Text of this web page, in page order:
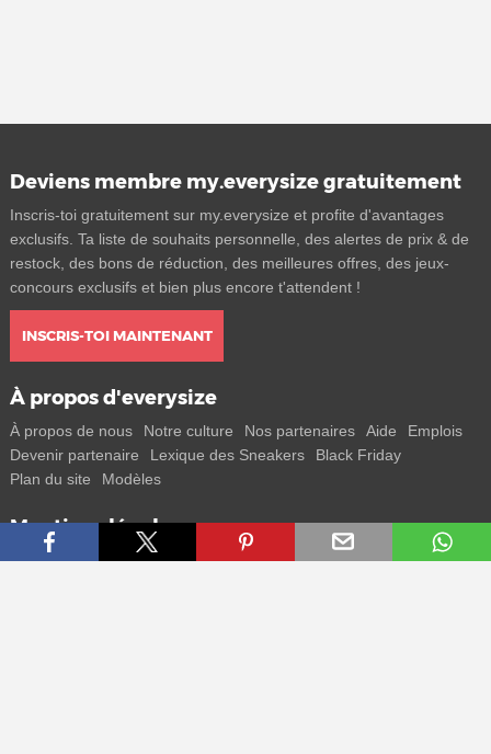
Deviens membre my.everysize gratuitement
Inscris-toi gratuitement sur my.everysize et profite d'avantages
exclusifs. Ta liste de souhaits personnelle, des alertes de prix & de
restock, des bons de réduction, des meilleures offres, des jeux-
concours exclusifs et bien plus encore t'attendent !
INSCRIS-TOI MAINTENANT
À propos d'everysize
À propos de nous Notre culture Nos partenaires Aide
Emplois
Devenir partenaire
Lexique des Sneakers
Black Friday
Plan du site
Modèles
Mentions légales
CGV Protection des données Mentions légales Contact